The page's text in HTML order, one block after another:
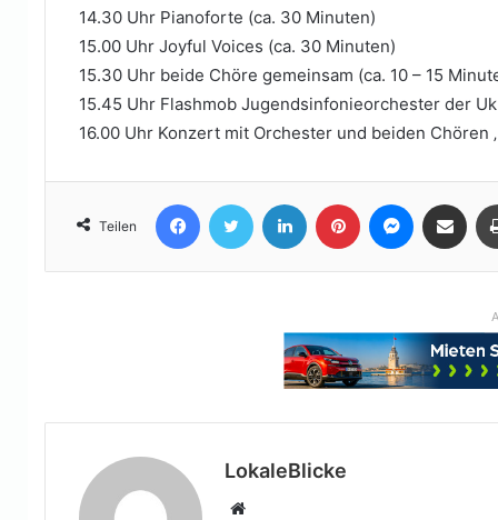
14.30 Uhr Pianoforte (ca. 30 Minuten)
15.00 Uhr Joyful Voices (ca. 30 Minuten)
15.30 Uhr beide Chöre gemeinsam (ca. 10 – 15
15.45 Uhr Flashmob Jugendsinfonieorchester der
16.00 Uhr Konzert mit Orchester und beiden Chören
Teilen
FacebookTwitter LinkedIn Pinterest Messenger
Teile per E-Mail
LokaleBlicke
Webseite